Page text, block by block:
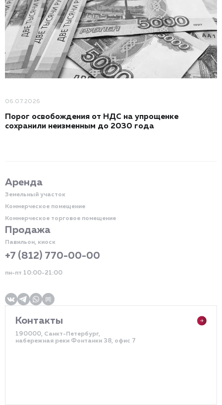
06.07.2026
Порог освобождения от НДС на упрощенке
сохранили неизменным до 2030 года
Аренда
Земельный участок
Коммерческое помещение
Коммерческое торговое помещение
Продажа
Павильон, киоск
+7 (812) 770-00-00
пн-пт 10:00-21:00
Контакты
190000, Санкт-Петербург,
набережная реки Фонтанки 38, офис 7